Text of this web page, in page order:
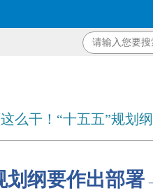
么干！“十五五”规划
划纲要作出部